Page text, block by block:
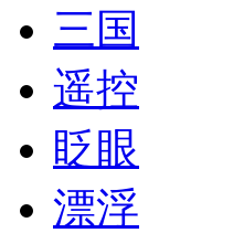
三国
遥控
眨眼
漂浮